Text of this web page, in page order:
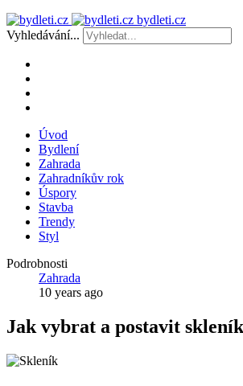
bydleti.cz
Vyhledávání...
Úvod
Bydlení
Zahrada
Zahradníkův rok
Úspory
Stavba
Trendy
Styl
Podrobnosti
Zahrada
10 years ago
Jak vybrat a postavit skleník